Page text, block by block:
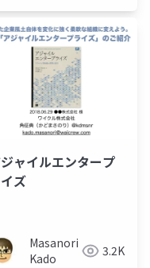
ャイルエンタープ
ズ
Masanori
Kado
3.2K